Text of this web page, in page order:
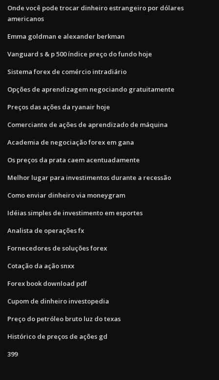
Onde você pode trocar dinheiro estrangeiro por dólares
americanos
Emma goldman e alexander berkman
Vanguard s & p 500 índice preço do fundo hoje
Sistema forex de comércio intradiário
Opções de aprendizagem negociando gratuitamente
Preços das ações da ryanair hoje
Comerciante de ações de aprendizado de máquina
Academia de negociação forex em gana
Os preços da prata caem acentuadamente
Melhor lugar para investimentos durante a recessão
Como enviar dinheiro via moneygram
Idéias simples de investimento em esportes
Analista de operações fx
Fornecedores de soluções forex
Cotação da ação snxx
Forex book download pdf
Cupom de dinheiro investopedia
Preço do petróleo bruto luz do texas
Histórico de preços de ações gd
399